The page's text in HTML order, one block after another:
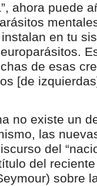
ahora puede
en tu
de esas
[de
no existe un
las
del
del
sobre